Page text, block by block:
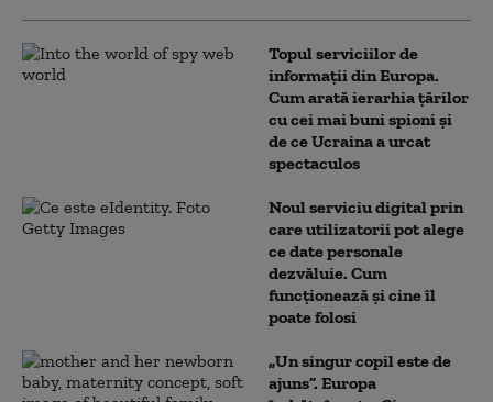
Topul serviciilor de
informații din Europa.
Cum arată ierarhia țărilor
cu cei mai buni spioni și
de ce Ucraina a urcat
spectaculos
Noul serviciu digital prin
care utilizatorii pot alege
ce date personale
dezvăluie. Cum
funcționează și cine îl
poate folosi
„Un singur copil este de
ajuns”. Europa